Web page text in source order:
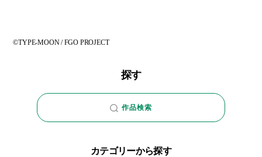
©TYPE-MOON / FGO PROJECT
探す
作品検索
カテゴリーから探す